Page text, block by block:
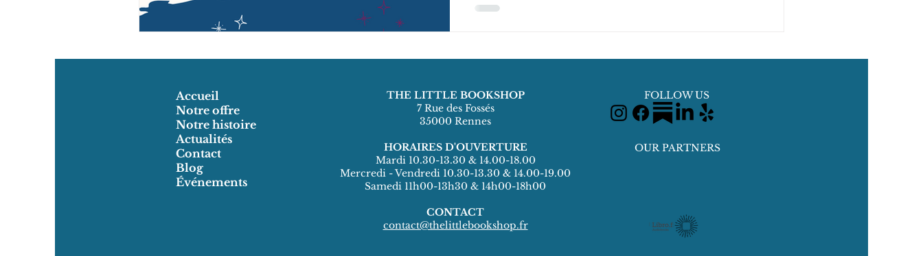
Accueil
Notre offre
Notre histoire
Actualités
Contact
Blog
Événements
THE LITTLE BOOKSHOP
7 Rue des Fossés
35000 Rennes
HORAIRES D'OUVERTURE
Mardi 10.30-13.30 & 14.00-18.00
Mercredi - Vendredi 10.30-13.30 & 14.00-19.00
Samedi 11h00-13h30 & 14h00-18h00
CONTACT
contact@thelittlebookshop.fr
FOLLOW US
OUR PARTNERS